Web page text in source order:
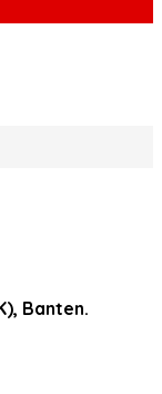
Banten.